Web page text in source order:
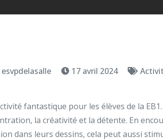
esvpdelasalle 17 avril 2024
fantastique pour les élèves de la
la créativité et la détente. En
dans leurs dessins, cela peut aussi